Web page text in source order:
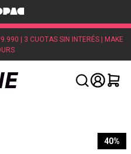
| 3 CUOTAS SIN INTERÉS | MAKE
40%